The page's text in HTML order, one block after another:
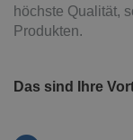
höchste Qualität,
Produkten.
Das sind Ihre